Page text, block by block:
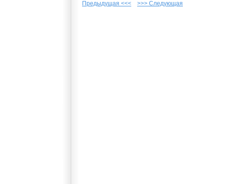
Предыдущая <<<
>>> Cледующая